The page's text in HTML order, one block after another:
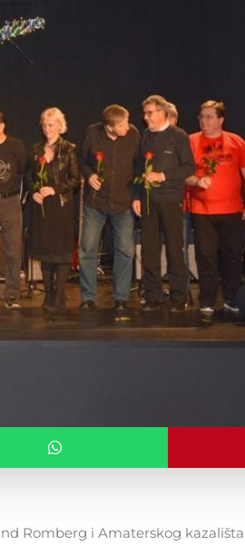
Romberg i Amaterskog